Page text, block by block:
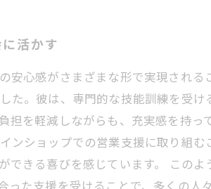
活かす
安心感がさまざまな形で実現され
た。彼は、専門的な技能訓練を受
担を軽減しながらも、充実感を持
ンショップでの営業支援に取り組
できる喜びを感じています。 この
た支援を受けることで、多くの